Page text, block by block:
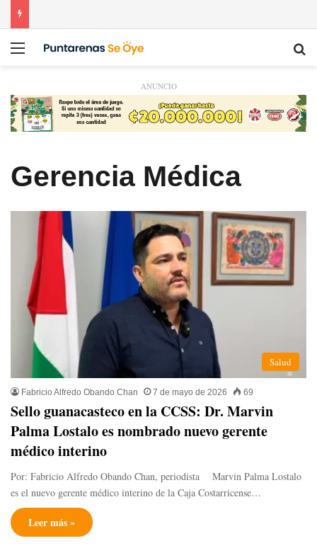
Menú
ANUNCIO
Gerencia Médica
Salud
Fabricio Alfredo Obando Chan 7 de mayo de 2026 69
Sello guanacasteco en la CCSS: Dr. Marvin
Palma Lostalo es nombrado nuevo gerente
médico interino
Por: Fabricio Alfredo Obando Chan, periodista Marvin Palma Lostalo
es el nuevo gerente médico interino de la Caja Costarricense…
Leer más »